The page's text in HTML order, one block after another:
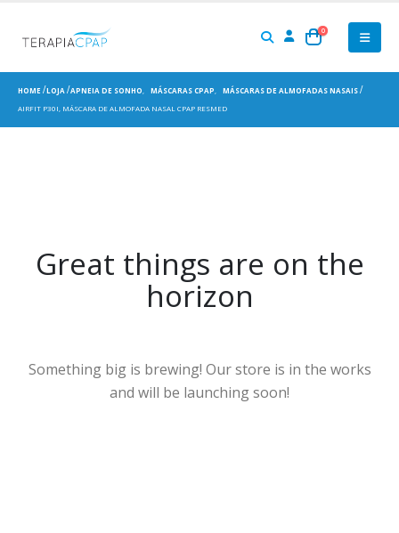
0
HOME LOJA APNEIA DE SONHO MÁSCARAS CPAP
MÁSCARAS DE ALMOFADAS NASAIS
AIRFIT P30I, MÁSCARA DE ALMOFADA NASAL CPAP RESMED
Great things are on the
horizon
Something big is brewing! Our store is in the works
and will be launching soon!